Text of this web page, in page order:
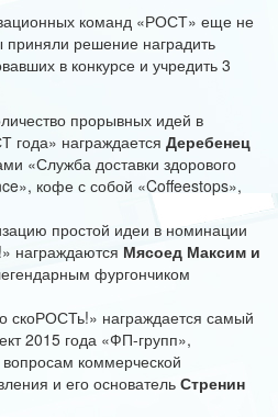
команд «РОСТ» еще не
приняли решение наградить
в конкурсе и учредить 3
прорывных идей в
награждается Деребенец
«Служба доставки здорового
кофе с собой «Coffeestops»,
простой идеи в номинации
награждаются Мясоед Максим и
фургончиком
скоРОСТь!» награждается самый
2015 года «ФП-групп»,
вопросам коммерческой
и его основатель Стренин